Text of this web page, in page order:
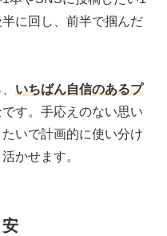
に回し、前半で掴んだ
、いちばん自信のあるプ
す。手応えのない思い
いで計画的に使い分け
かせます。